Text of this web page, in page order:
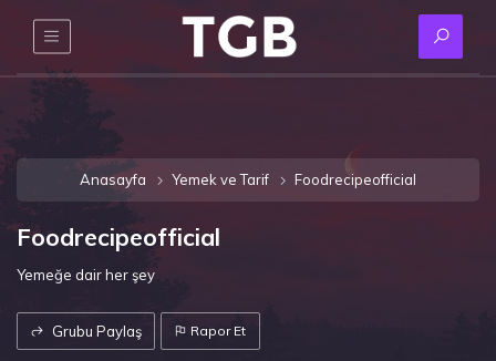
Anasayfa Yemek ve Tarif Foodrecipeofficial
Foodrecipeofficial
Yemeğe dair her şey
Grubu Paylaş Rapor Et